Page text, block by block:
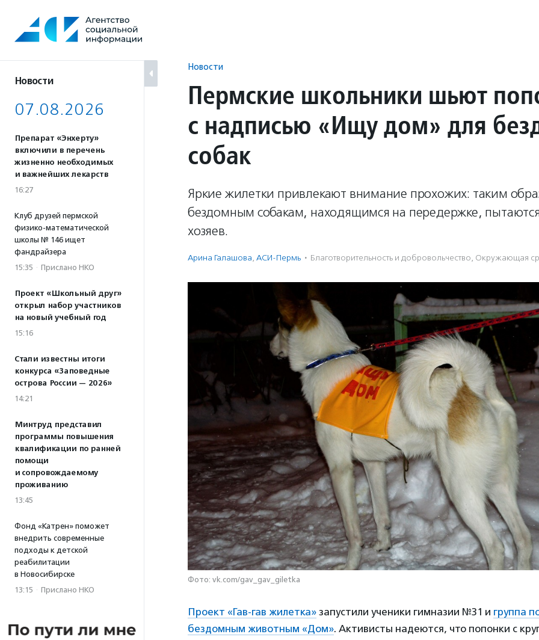
содержанию
Новости
07.08.2026
Препарат «Энхерту»
включили в перечень
жизненно необходимых
и важнейших лекарств
16:27
Клуб друзей пермской
физико-математической
школы № 146 ищет
фандрайзера
15:35 · Прислано НКО
Проект «Школьный друг»
открыл набор участников
на новый учебный год
15:16
Стали известны итоги
конкурса «Заповедные
острова России — 2026»
14:21
Минтруд представил
программы повышения
квалификации по ранней
помощи
и сопровождаемому
проживанию
13:45
Фонд «Катрен» поможет
внедрить современные
подходы к детской
реабилитации
в Новосибирске
13:15 · Прислано НКО
Новости
Пермские школьники шьют
с надписью «Ищу дом» для
собак
Яркие жилетки привлекают внимание прохожих: таким
бездомным собакам, находящимся на передержке,
хозяев.
Арина Галашова, АСИ-Пермь · Благотвори­тель­ность и доброволь­чест­во, Окружающая
Фото: vk.com/gav_gav_giletka
Проект «Гав-гав жилетка» запустили ученики гимназии №31 и группа
бездомным животным «Дом». Активисты надеются, что попонки с